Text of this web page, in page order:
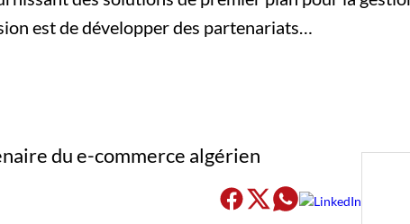
est de développer des partenariats…